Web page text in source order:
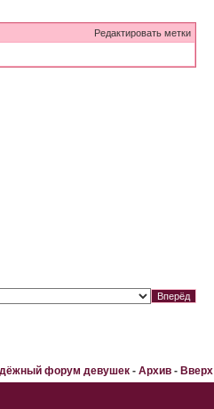
Редактировать метки
форум девушек - Архив - Вверх